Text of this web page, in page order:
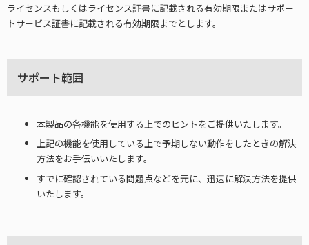
ライセンスもしくはライセンス証書に記載される有効期限またはサポー
トサービス証書に記載される有効期限までとします。
サポート範囲
本製品の各機能を使用する上でのヒントをご提供いたします。
上記の機能を使用している上で予期しない動作をしたときの解決
方法をお手伝いいたします。
すでに確認されている問題点などを元に、迅速に解決方法を提供
いたします。